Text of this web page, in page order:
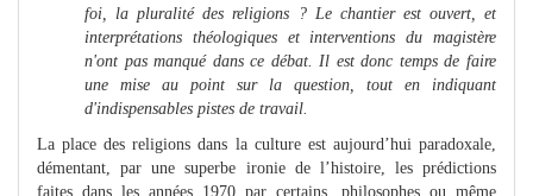
foi, la pluralité des religions ? Le chantier est ouvert, et
interprétations théologiques et interventions du magistère
n'ont pas manqué dans ce débat. Il est donc temps de faire
une mise au point sur la question, tout en indiquant
d'indispensables pistes de travail.
La place des religions dans la culture est aujourd’hui paradoxale,
démentant, par une superbe ironie de l’histoire, les prédictions
faites dans les années 1970 par certains, philosophes ou même